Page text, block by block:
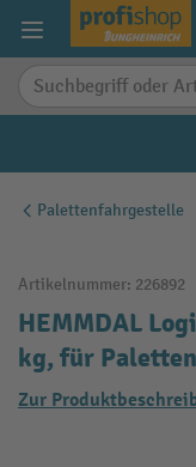
springen
Palettenfahrgestelle
Artikelnummer: 226892
HEMMDAL
kg, für
Zur